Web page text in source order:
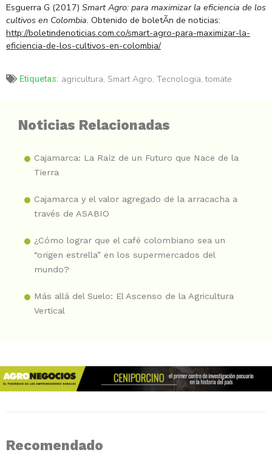
Esguerra G (2017) Smart Agro: para maximizar la eficiencia de los
cultivos en Colombia. Obtenido de boletÃ­n de noticias:
http://boletindenoticias.com.co/smart-agro-para-maximizar-la-
eficiencia-de-los-cultivos-en-colombia/
Etiquetas: agricultura, Smart Agro, Tecnologia,tomate
Noticias Relacionadas
Cajamarca: La Raíz de un Futuro que Nace de la
Tierra
Cajamarca y el valor agregado de la arracacha a
través de ASABIO
¿Cómo lograr que el café colombiano sea un
“origen estrella” en los supermercados del
mundo?
Más allá del Suelo: El Ascenso de la Agricultura
Vertical
Recomendado